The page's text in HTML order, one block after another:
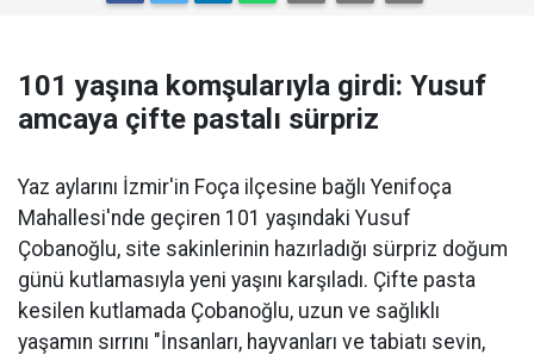
101 yaşına komşularıyla girdi: Yusuf
amcaya çifte pastalı sürpriz
Yaz aylarını İzmir'in Foça ilçesine bağlı Yenifoça
Mahallesi'nde geçiren 101 yaşındaki Yusuf
Çobanoğlu, site sakinlerinin hazırladığı sürpriz doğum
günü kutlamasıyla yeni yaşını karşıladı. Çifte pasta
kesilen kutlamada Çobanoğlu, uzun ve sağlıklı
yaşamın sırrını "İnsanları, hayvanları ve tabiatı sevin,